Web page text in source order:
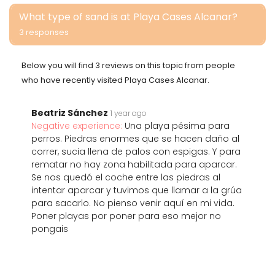
What type of sand is at Playa Cases Alcanar?
3 responses
Below you will find 3 reviews on this topic from people
who have recently visited Playa Cases Alcanar.
Beatriz Sánchez 1 year ago
Negative experience: Una playa pésima para
perros. Piedras enormes que se hacen daño al
correr, sucia llena de palos con espigas. Y para
rematar no hay zona habilitada para aparcar.
Se nos quedó el coche entre las piedras al
intentar aparcar y tuvimos que llamar a la grúa
para sacarlo. No pienso venir aquí en mi vida.
Poner playas por poner para eso mejor no
pongais